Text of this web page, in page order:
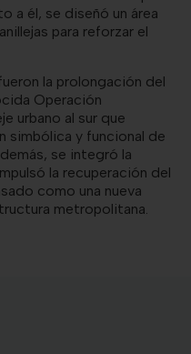
a él, se diseñó un área
para reforzar el
la prolongación del
Operación
urbano al sur que
simbólica y funcional de
se integró la
la recuperación del
como una nueva
metropolitana.